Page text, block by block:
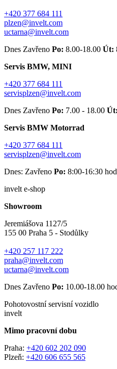
+420 377 684 111
plzen@invelt.com
uctarna@invelt.com
Dnes Zavřeno Po: 8.00-18.00 Út:
Servis BMW, MINI
+420 377 684 111
servisplzen@invelt.com
Dnes Zavřeno Po: 7.00 - 18.00 Út:
Servis BMW Motorrad
+420 377 684 111
servisplzen@invelt.com
Dnes: Zavřeno Po: 8:00-16:30
invelt e-shop
Showroom
Jeremiášova 1127/5
155 00 Praha 5 - Stodůlky
+420 257 117 222
praha@invelt.com
uctarna@invelt.com
Dnes Zavřeno Po: 10.00-18.00
Pohotovostní servisní vozidlo
invelt
Mimo pracovní dobu
Praha: +420 602 202 090
Plzeň: +420 606 655 565